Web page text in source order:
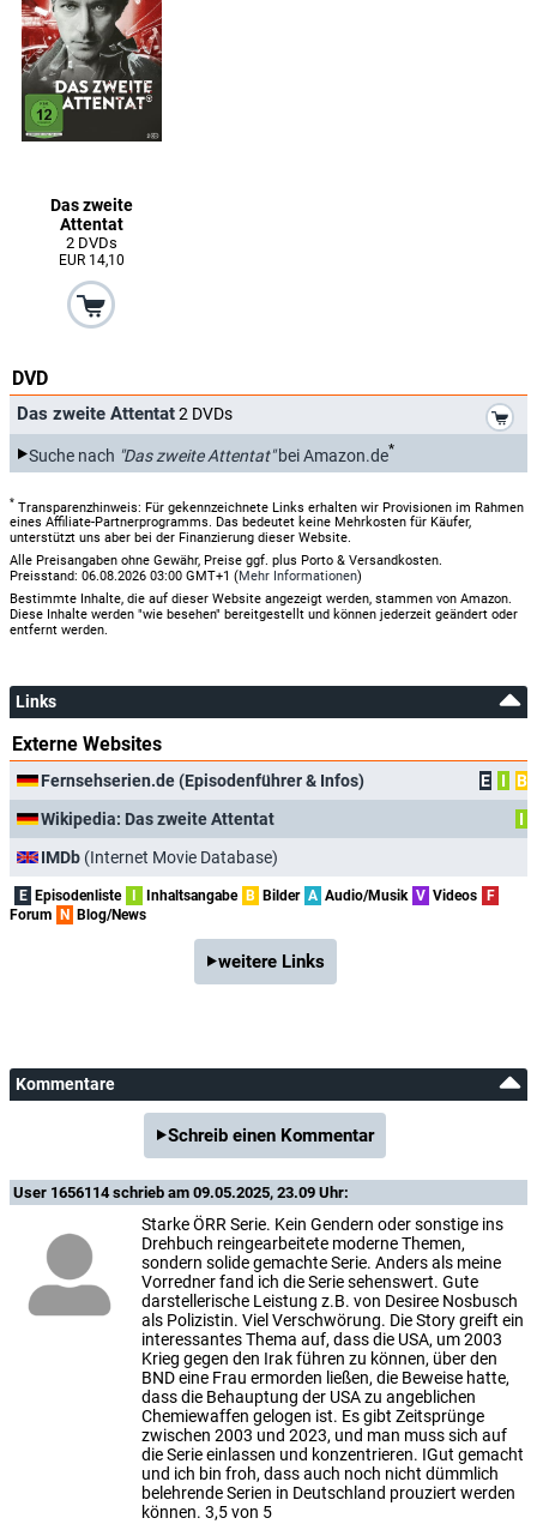
Das zweite
Attentat
2 DVDs
EUR 14,10
DVD
Das zweite Attentat2 DVDs
Suche nach "Das zweite Attentat"bei Amazon.de*
* Transparenzhinweis: Für gekennzeichnete Links erhalten wir Provisionen im Rahmen
eines Affiliate-Partnerprogramms. Das bedeutet keine Mehrkosten für Käufer,
unterstützt uns aber bei der Finanzierung dieser Website.
Alle Preisangaben ohne Gewähr, Preise ggf. plus Porto & Versandkosten.
Preisstand: 06.08.2026 03:00 GMT+1 (Mehr Informationen)
Bestimmte Inhalte, die auf dieser Website angezeigt werden, stammen von Amazon.
Diese Inhalte werden "wie besehen" bereitgestellt und können jederzeit geändert oder
entfernt werden.
Links
Externe Websites
Fernsehserien.de (Episodenführer & Infos) E I
B
Wikipedia: Das zweite Attentat
I
IMDb (Internet Movie Database)
E Episodenliste Inhaltsangabe B Bilder A Audio/Musik V Videos
F
Forum
N Blog/News
weitere Links
Kommentare
Schreib einen Kommentar
User 1656114schrieb am 09.05.2025, 23.09 Uhr:
Starke ÖRR Serie. Kein Gendern oder sonstige ins
Drehbuch reingearbeitete moderne Themen,
sondern solide gemachte Serie. Anders als meine
Vorredner fand ich die Serie sehenswert. Gute
darstellerische Leistung z.B. von Desiree Nosbusch
als Polizistin. Viel Verschwörung. Die Story greift ein
interessantes Thema auf, dass die USA, um 2003
Krieg gegen den Irak führen zu können, über den
BND eine Frau ermorden ließen, die Beweise hatte,
dass die Behauptung der USA zu angeblichen
Chemiewaffen gelogen ist. Es gibt Zeitsprünge
zwischen 2003 und 2023, und man muss sich auf
die Serie einlassen und konzentrieren. IGut gemacht
und ich bin froh, dass auch noch nicht dümmlich
belehrende Serien in Deutschland prouziert werden
können. 3,5 von 5